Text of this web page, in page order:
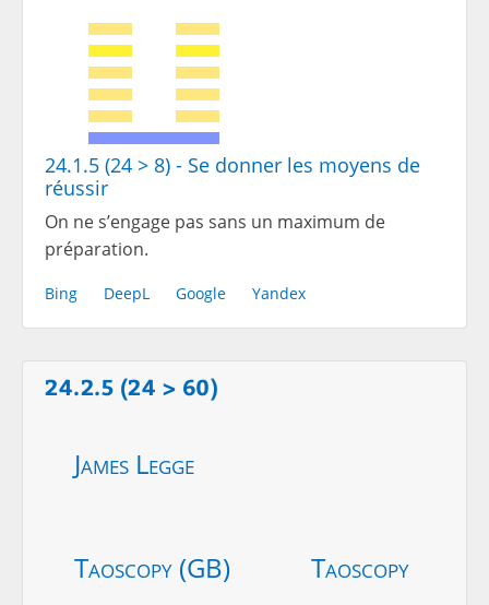
24.1.5 (24 > 8) - Se donner les moyens de
réussir
On ne s’engage pas sans un maximum de
préparation.
Bing DeepL Google Yandex
24.2.5 (24 > 60)
James Legge
Taoscopy (GB) Taoscopy